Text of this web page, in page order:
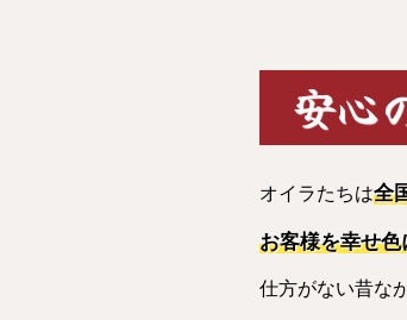
安心
オイラたちは全
お客様を幸せ色
仕方がない昔な